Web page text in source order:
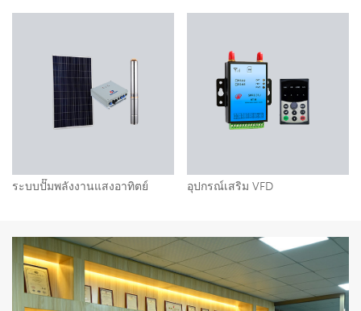
ระบบปั๊มพลังงานแสงอาทิตย์ อุปกรณ์เสริม VFD